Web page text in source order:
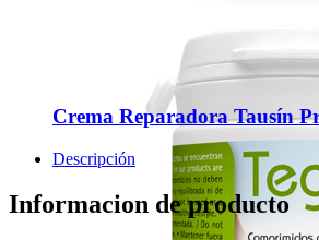
Crema Reparadora Tausín
Descripción
Informacion de producto